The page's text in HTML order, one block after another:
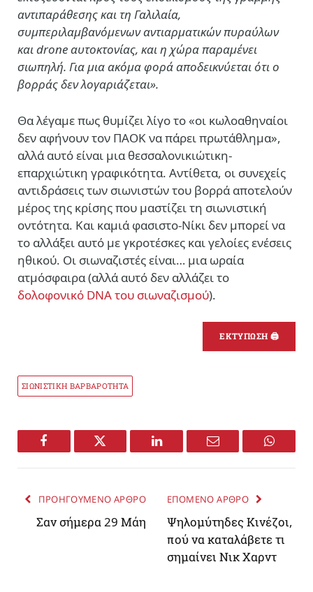
αντιπαράθεσης και τη Γαλιλαία,
συμπεριλαμβανόμενων αντιαρματικών πυραύλων
και drone αυτοκτονίας, και η χώρα παραμένει
σιωπηλή. Για μια ακόμα φορά αποδεικνύεται ότι ο
βορράς δεν λογαριάζεται».
Θα λέγαμε πως θυμίζει λίγο το «οι κωλοαθηναίοι
δεν αφήνουν τον ΠΑΟΚ να πάρει πρωτάθλημα»,
αλλά αυτό είναι μια θεσσαλονικιώτικη-
επαρχιώτικη γραφικότητα. Αντίθετα, οι συνεχείς
αντιδράσεις των σιωνιστών του βορρά αποτελούν
μέρος της κρίσης που μαστίζει τη σιωνιστική
οντότητα. Και καμιά φασιστο-Νίκι δεν μπορεί να
το αλλάξει αυτό με γκροτέσκες και γελοίες ενέσεις
ηθικού. Οι σιωναζιστές είναι… μια ωραία
ατμόσφαιρα (αλλά αυτό δεν αλλάζει το
δολοφονικό DNA του σιωναζισμού).
ΕΚΤΥΠΩΣΗ 🖨
ΣΙΩΝΙΣΤΙΚΗ ΒΑΡΒΑΡΟΤΗΤΑ
Facebook Twitter LinkedIn Email
ΠΡΟΗΓΟΥΜΕΝΟ ΑΡΘΡΟ
Σαν σήμερα 29 Μάη
ΕΠΟΜΕΝΟ ΑΡΘΡΟ
Ψηλομύτηδες Κινέζοι,
πού να καταλάβετε τι
σημαίνει Νικ Χαρντ